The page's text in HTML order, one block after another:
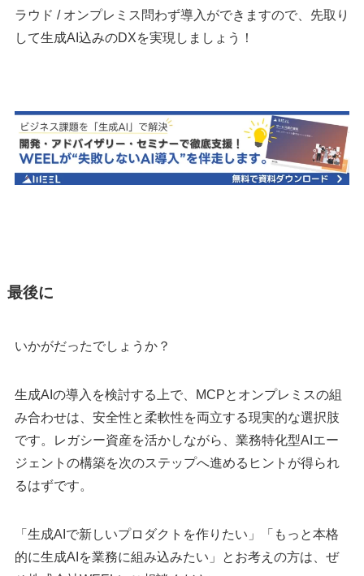
ラウド / オンプレミス問わず導入ができますので、先取り
して生成AI込みのDXを実現しましょう！
最後に
いかがだったでしょうか？
生成AIの導入を検討する上で、MCPとオンプレミスの組
み合わせは、安全性と柔軟性を両立する現実的な選択肢
です。レガシー資産を活かしながら、業務特化型AIエー
ジェントの構築を次のステップへ進めるヒントが得られ
るはずです。
「生成AIで新しいプロダクトを作りたい」「もっと本格
的に生成AIを業務に組み込みたい」とお考えの方は、ぜ